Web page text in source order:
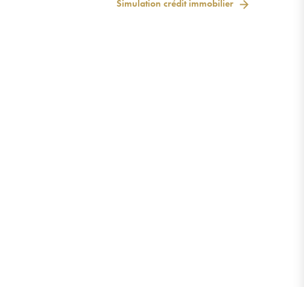
Simulation crédit immobilier